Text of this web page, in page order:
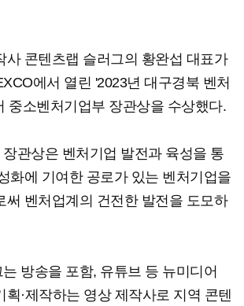
사 콘텐츠랩 슬러그의 황완섭 대표가
에서 열린 '2023년 대구경북 벤처
중소벤처기업부 장관상을 수상했다.
관상은 벤처기업 발전과 육성을 통
화에 기여한 공로가 있는 벤처기업을
써 벤처업계의 건전한 발전을 도모하
방송을 포함, 유튜브 등 뉴미디어
획·제작하는 영상 제작사로 지역 콘텐